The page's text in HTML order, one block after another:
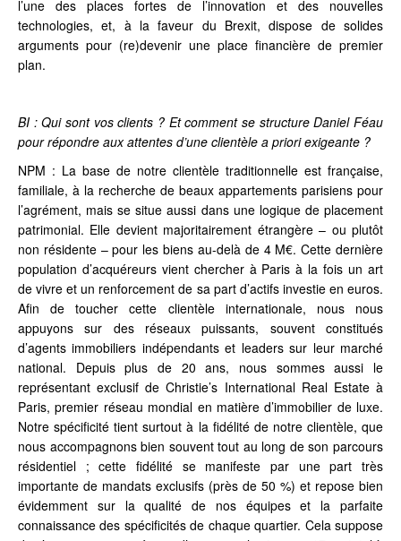
l’une des places fortes de l’innovation et des nouvelles
technologies, et, à la faveur du Brexit, dispose de solides
arguments pour (re)devenir une place financière de premier
plan.
BI : Qui sont vos clients ? Et comment se structure Daniel Féau
pour répondre aux attentes d’une clientèle a priori exigeante ?
NPM : La base de notre clientèle traditionnelle est française,
familiale, à la recherche de beaux appartements parisiens pour
l’agrément, mais se situe aussi dans une logique de placement
patrimonial. Elle devient majoritairement étrangère – ou plutôt
non résidente – pour les biens au-delà de 4 M€. Cette dernière
population d’acquéreurs vient chercher à Paris à la fois un art
de vivre et un renforcement de sa part d’actifs investie en euros.
Afin de toucher cette clientèle internationale, nous nous
appuyons sur des réseaux puissants, souvent constitués
d’agents immobiliers indépendants et leaders sur leur marché
national. Depuis plus de 20 ans, nous sommes aussi le
représentant exclusif de Christie’s International Real Estate à
Paris, premier réseau mondial en matière d’immobilier de luxe.
Notre spécificité tient surtout à la fidélité de notre clientèle, que
nous accompagnons bien souvent tout au long de son parcours
résidentiel ; cette fidélité se manifeste par une part très
importante de mandats exclusifs (près de 50 %) et repose bien
évidemment sur la qualité de nos équipes et la parfaite
connaissance des spécificités de chaque quartier. Cela suppose